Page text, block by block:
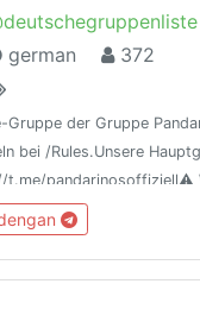
german
372
Gruppe der Gruppe
bei /Rules.Unsere
t.me/pandarinosoffiziell⚠️
www.pandarinos.de/